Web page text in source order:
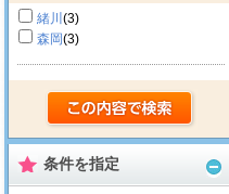
緒川 (3)
森岡(3)
条件を指定